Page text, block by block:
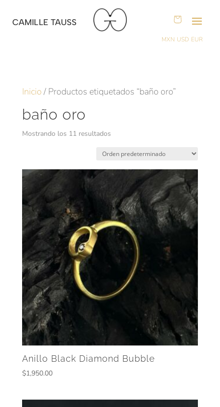
CAMILLE TAUSS
MXN USD EUR
Inicio/ Productos etiquetados “baño oro”
baño oro
Mostrando los 11 resultados
Anillo Black Diamond Bubble
$1,950.00